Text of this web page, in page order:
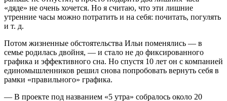
«дяде» не очень хочется. Но я считаю, что эти лишние
утренние часы можно потратить и на себя: почитать, погулять
и т. д.
Потом жизненные обстоятельства Ильи поменялись — в
семье родилась двойня, — и стало не до фиксированного
графика и эффективного сна. Но спустя 10 лет он с компанией
единомышленников решил снова попробовать вернуть себя в
рамки «правильного» графика.
— В проекте под названием «5 утра» собралось около 20